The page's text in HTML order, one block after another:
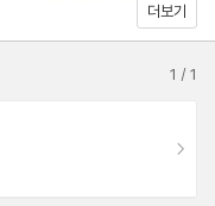
더보기
1 /1